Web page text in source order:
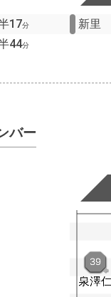
17分
新里
44分
バー